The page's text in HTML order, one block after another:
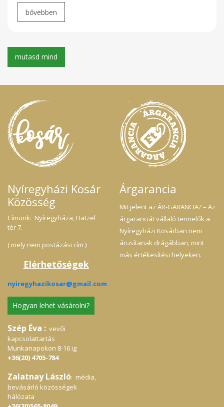
Nyíregyházi Kosár
Közösség
Címünk: Nyíregyháza, Hatzel
tér 7.
( mely nem postázási cím )
Elérhetőségek
nyiregyhazikosar@gmail.com
Hogyan lehet vásárolni?
Szép Éva : vevői
kapcsolattartás
Munkanapokon 8-16 ig
+36(20) 4705-784
Zalatnay László: média,
bevásárló közösségek
hálózata
Árgarancia
Mit jelent az ÁR-GARANCIA? – Az
árgaranciát vállaló termelők a
Nyíregyházi Kosárban nem
árusítanak drágábban, mint
más értékesítési helyeken.